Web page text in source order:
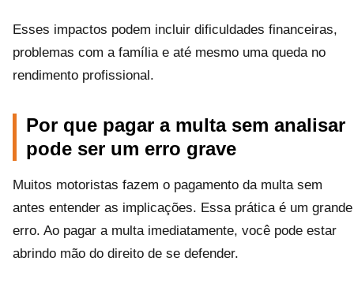
Esses impactos podem incluir dificuldades financeiras,
problemas com a família e até mesmo uma queda no
rendimento profissional.
Por que pagar a multa sem analisar
pode ser um erro grave
Muitos motoristas fazem o pagamento da multa sem
antes entender as implicações. Essa prática é um grande
erro. Ao pagar a multa imediatamente, você pode estar
abrindo mão do direito de se defender.